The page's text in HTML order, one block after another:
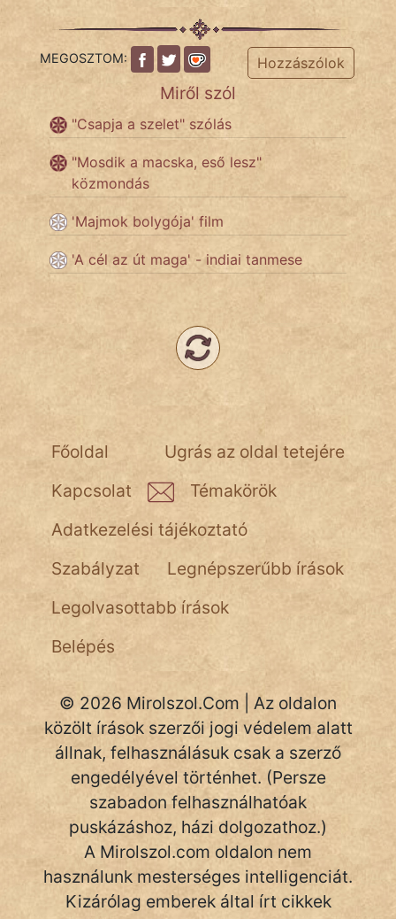
mikkamakka
vörös ördög
NapHold
Név nélkül
pszichopati
szegény legény
Hoffer Botond
MEGOSZTOM: Hozzászólok
Miről szól
"Csapja a szelet" szólás
"Mosdik a macska, eső lesz"
közmondás
'Majmok bolygója' film
'A cél az út maga' - indiai tanmese
Ugrás az oldal tetejére
Főoldal
Kapcsolat
Témakörök
Adatkezelési tájékoztató
Szabályzat
Legnépszerűbb írások
Legolvasottabb írások
Belépés
© 2026 Mirolszol.Com | Az oldalon
közölt írások szerzői jogi védelem alatt
állnak, felhasználásuk csak a szerző
engedélyével történhet. (Persze
szabadon felhasználhatóak
puskázáshoz, házi dolgozathoz.)
A Mirolszol.com oldalon nem
használunk mesterséges intelligenciát.
Kizárólag emberek által írt cikkek